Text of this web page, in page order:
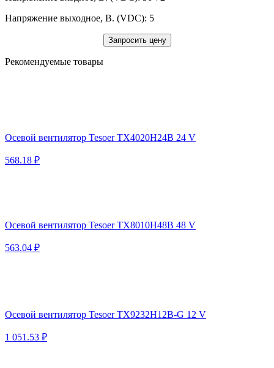
Напряжение выходное, В. (VDC): 5
Запросить цену
Рекомендуемые товары
Осевой вентилятор Tesoer TX4020H24B 24 V
568.18 ₽
Осевой вентилятор Tesoer TX8010H48B 48 V
563.04 ₽
Осевой вентилятор Tesoer TX9232H12B-G 12 V
1 051.53 ₽